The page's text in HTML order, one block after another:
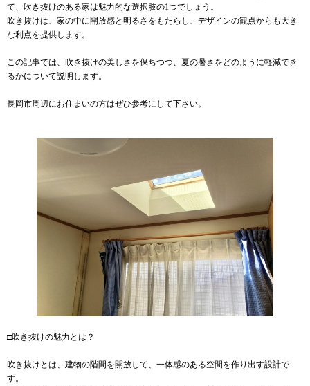
て、吹き抜けのある家は魅力的な選択肢の1つでしょう。
吹き抜けは、家の中に開放感と明るさをもたらし、デザインの観点からも大き
な利点を提供します。
この記事では、吹き抜けの美しさを保ちつつ、夏の暑さをどのように軽減でき
るかについて説明します。
長岡市周辺にお住まいの方はぜひ参考にして下さい。
□吹き抜けの魅力とは？
吹き抜けとは、建物の階間を開放して、一体感のある空間を作り出す設計で
す。